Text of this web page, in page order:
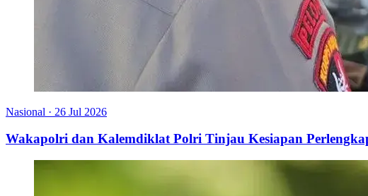
Nasional · 26 Jul 2026
Wakapolri dan Kalemdiklat Polri Tinjau Kesiapan